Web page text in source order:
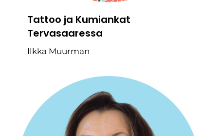
Tattoo ja Kumiankat
Tervasaaressa
Ilkka Muurman